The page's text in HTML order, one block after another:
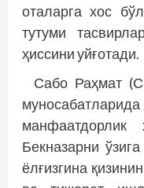
оталарга хос
тутуми
ҳиссини уйғотади.
Сабо Раҳмат
Бекназарни
ёлғизгина